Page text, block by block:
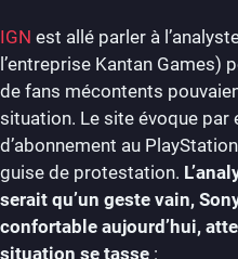
IGN est allé parler à
l’entreprise Kantan Games)
de fans mécontents
situation. Le site évoque par
d’abonnement au
guise de protestation.
serait qu’un geste vain,
confortable aujourd’hui,
situation se tasse :